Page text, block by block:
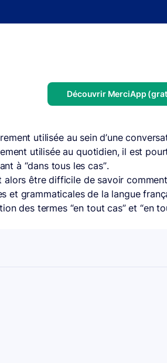
Découvrir MerciApp
utilisée au sein d’une
utilisée au quotidien, il est
à “dans tous les cas”.
alors être difficile de savoir comment
et grammaticales de la langue
des termes “en tout cas” et “en